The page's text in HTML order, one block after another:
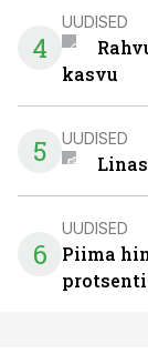
4
UUDISED
kasvu
5 UUDISED
6
UUDISED
Piima
protsenti